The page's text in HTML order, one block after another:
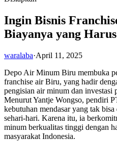
Ingin Bisnis
Biayanya yang
waralaba·April 11, 2025
Depo Air Minum Biru membuka
franchise air Biru, yang hadir
pengisian air minum dan investasi
Menurut Yantje Wongso, pendiri
kebutuhan mendasar yang tak
sehari-hari. Karena itu, ia
minum berkualitas tinggi dengan
masyarakat Indonesia.